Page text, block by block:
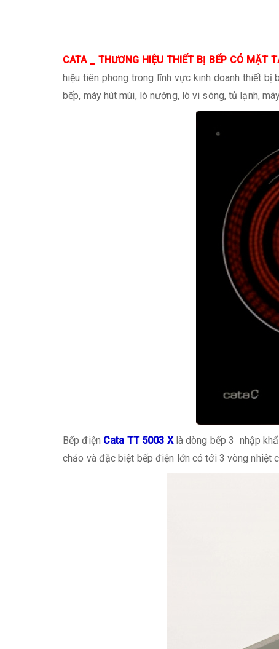
CATA _ THƯƠNG HIỆU THIẾT BỊ BẾP CÓ MẶT
hiệu tiên phong trong lĩnh vực kinh doanh thiết bị
bếp, máy hút mùi, lò nướng, lò vi sóng, tủ lạnh,
Bếp điện Cata TT 5003 Xlà dòng bếp 3 nhập
chảo và đặc biệt bếp điện lớn có tới 3 vòng nhiệt